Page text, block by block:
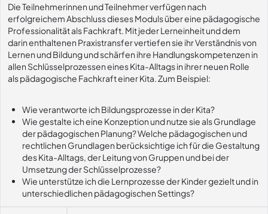
Die Teilnehmerinnen und Teilnehmer verfügen nach
erfolgreichem Abschluss dieses Moduls über eine pädagogische
Professionalität als Fachkraft. Mit jeder Lerneinheit und dem
darin enthaltenen Praxistransfer vertiefen sie ihr Verständnis von
Lernen und Bildung und schärfen ihre Handlungskompetenzen in
allen Schlüsselprozessen eines Kita-Alltags in ihrer neuen Rolle
als pädagogische Fachkraft einer Kita. Zum Beispiel:
Wie verantworte ich Bildungsprozesse in der Kita?
Wie gestalte ich eine Konzeption und nutze sie als Grundlage
der pädagogischen Planung? Welche pädagogischen und
rechtlichen Grundlagen berücksichtige ich für die Gestaltung
des Kita-Alltags, der Leitung von Gruppen und bei der
Umsetzung der Schlüsselprozesse?
Wie unterstütze ich die Lernprozesse der Kinder gezielt und in
unterschiedlichen pädagogischen Settings?